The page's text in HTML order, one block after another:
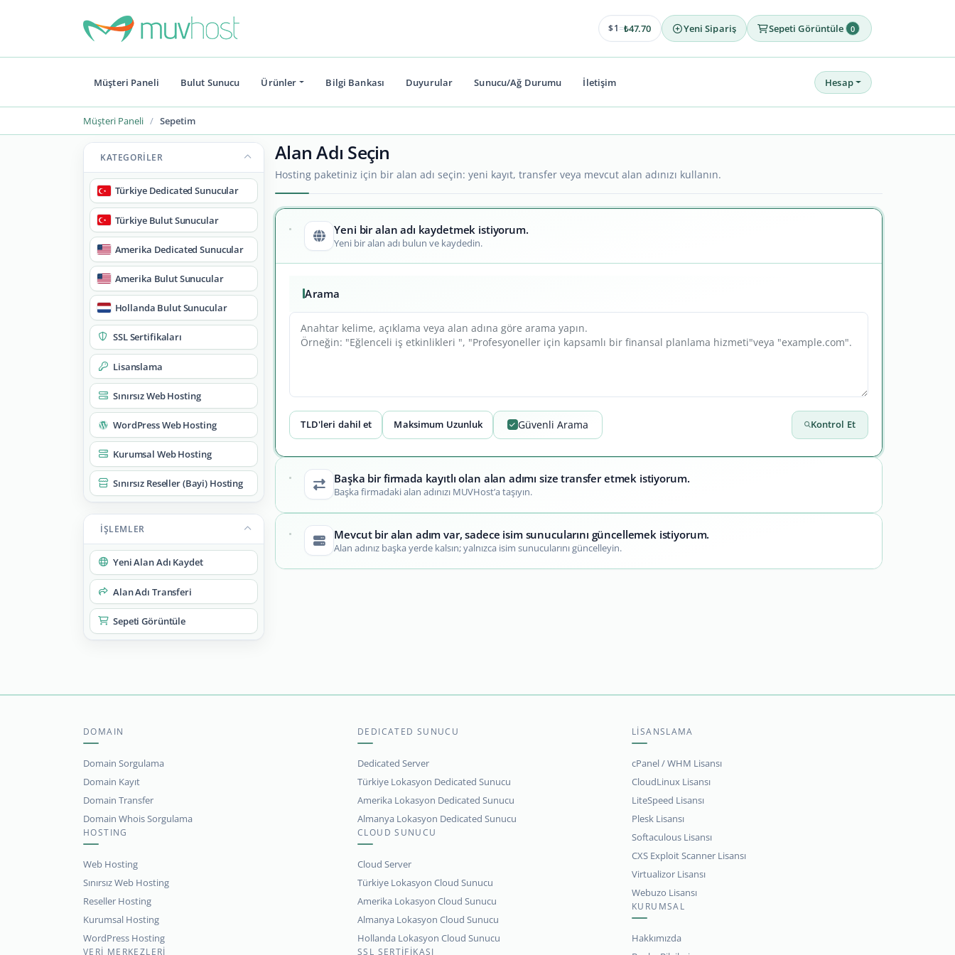
$1=₺47.70 Yeni Sipariş Sepeti Görüntüle 0
Müşteri Paneli Bulut Sunucu Ürünler Bilgi Bankası Duyurular Sunucu/Ağ Durumu İletişim Hesap
Müşteri Paneli Sepetim
KATEGORILER
Türkiye Dedicated Sunucular
Türkiye Bulut Sunucular
Amerika Dedicated Sunucular
Amerika Bulut Sunucular
Hollanda Bulut Sunucular
SSL Sertifikaları
Lisanslama
Sınırsız Web Hosting
WordPress Web Hosting
Kurumsal Web Hosting
Sınırsız Reseller (Bayi) Hosting
İŞLEMLER
Yeni Alan Adı Kaydet
Alan Adı Transferi
Sepeti Görüntüle
Alan Adı Seçin
Hosting paketiniz için bir alan adı seçin: yeni kayıt, transfer veya mevcut alan adınızı kullanın.
Yeni bir alan adı kaydetmek istiyorum.
Yeni bir alan adı bulun ve kaydedin.
Arama
TLD'leri dahil et Maksimum Uzunluk Güvenli Arama Kontrol Et
Başka bir firmada kayıtlı olan alan adımı size transfer etmek istiyorum.
Başka firmadaki alan adınızı MUVHost’a taşıyın.
Mevcut bir alan adım var, sadece isim sunucularını güncellemek istiyorum.
Alan adınız başka yerde kalsın; yalnızca isim sunucularını güncelleyin.
DOMAIN
Domain Sorgulama
Domain Kayıt
Domain Transfer
Domain Whois Sorgulama
HOSTING
Web Hosting
Sınırsız Web Hosting
Reseller Hosting
Kurumsal Hosting
WordPress Hosting
VERİ MERKEZLERİ
DEDICATED SUNUCU
Dedicated Server
Türkiye Lokasyon Dedicated Sunucu
Amerika Lokasyon Dedicated Sunucu
Almanya Lokasyon Dedicated Sunucu
CLOUD SUNUCU
Cloud Server
Türkiye Lokasyon Cloud Sunucu
Amerika Lokasyon Cloud Sunucu
Almanya Lokasyon Cloud Sunucu
Hollanda Lokasyon Cloud Sunucu
SSL SERTİFİKASI
LİSANSLAMA
cPanel / WHM Lisansı
CloudLinux Lisansı
LiteSpeed Lisansı
Plesk Lisansı
Softaculous Lisansı
CXS Exploit Scanner Lisansı
Virtualizor Lisansı
Webuzo Lisansı
KURUMSAL
Hakkımızda